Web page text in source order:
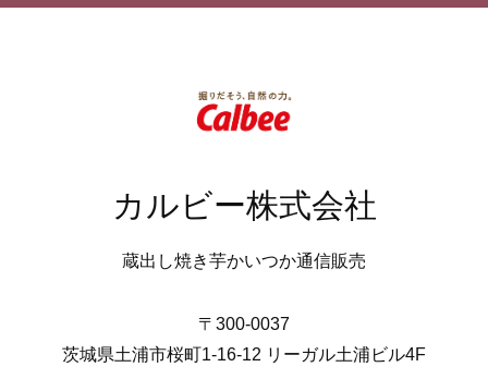
カルビー株式会社
蔵出し焼き芋かいつか通信販売
〒300-0037
茨城県土浦市桜町1-16-12 リーガル土浦ビル4F